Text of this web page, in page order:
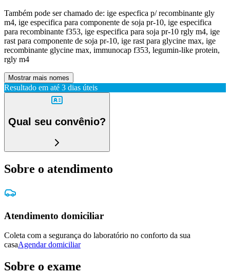
Também pode ser chamado de: ige especfica p/ recombinante gly
m4, ige especifica para componente de soja pr-10, ige especifica
para recombinante f353, ige especifica para soja pr-10 rgly m4, ige
rast para componente de soja pr-10, ige rast para glycine max, ige
recombinante glycine max, immunocap f353, legumin-like protein,
rgly m4
Mostrar mais nomes
Resultado em até 3 dias úteis
Qual seu convênio?
Sobre o atendimento
Atendimento domiciliar
Coleta com a segurança do laboratório no conforto da sua
casaAgendar domiciliar
Sobre o exame